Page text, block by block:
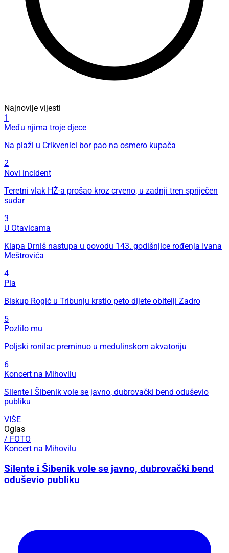
Najnovije vijesti
1
Među njima troje djece
Na plaži u Crikvenici bor pao na osmero kupača
2
Novi incident
Teretni vlak HŽ-a prošao kroz crveno, u zadnji tren spriječen
sudar
3
U Otavicama
Klapa Drniš nastupa u povodu 143. godišnjice rođenja Ivana
Meštrovića
4
Pia
Biskup Rogić u Tribunju krstio peto dijete obitelji Zadro
5
Pozlilo mu
Poljski ronilac preminuo u medulinskom akvatoriju
6
Koncert na Mihovilu
Silente i Šibenik vole se javno, dubrovački bend oduševio
publiku
VIŠE
Oglas
/ FOTO
Koncert na Mihovilu
Silente i Šibenik vole se javno, dubrovački bend
oduševio publiku